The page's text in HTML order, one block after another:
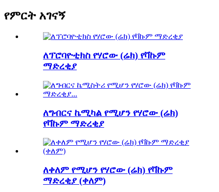
የምርት አገናኝ
ለፕሮባዮቲክስ የሃሮው (ሬክ) የቫኩም
ማድረቂያ
ለግብርና ኬሚካል የሚሆን የሃሮው (ሬክ)
የቫኩም ማድረቂያ
ለቀለም የሚሆን የሃሮው (ሬክ) የቫኩም
ማድረቂያ (ቀለም)